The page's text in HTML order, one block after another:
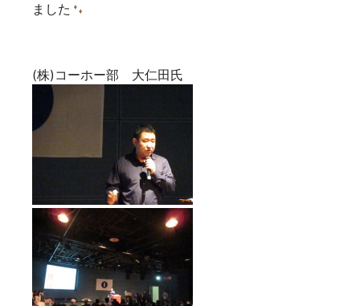
ました
(株)コーホー部 大仁田氏